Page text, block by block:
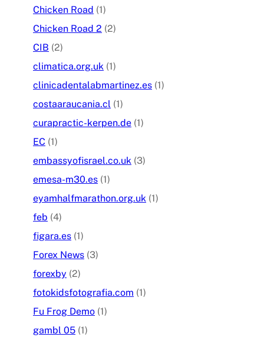
Chicken Road (1)
Chicken Road 2 (2)
CIB (2)
climatica.org.uk (1)
clinicadentalabmartinez.es (1)
costaaraucania.cl (1)
curapractic-kerpen.de (1)
EC (1)
embassyofisrael.co.uk (3)
emesa-m30.es (1)
eyamhalfmarathon.org.uk (1)
feb (4)
figara.es (1)
Forex News (3)
forexby (2)
fotokidsfotografia.com (1)
Fu Frog Demo (1)
gambl 05 (1)